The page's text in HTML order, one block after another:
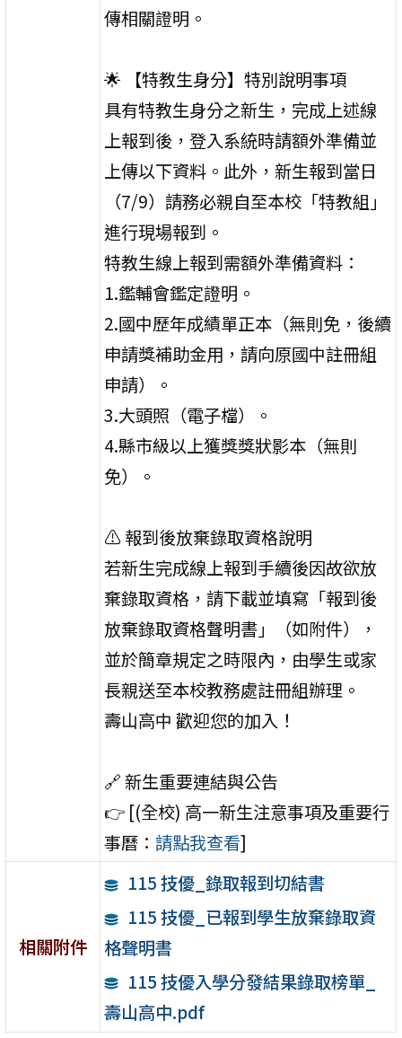
傳相關證明。
🌟 【特教生身分】特別說明事項
具有特教生身分之新生，完成上述線
上報到後，登入系統時請額外準備並
上傳以下資料。此外，新生報到當日
（7/9）請務必親自至本校「特教組」
進行現場報到。
特教生線上報到需額外準備資料：
1.鑑輔會鑑定證明。
2.國中歷年成績單正本（無則免，後續
申請獎補助金用，請向原國中註冊組
申請）。
3.大頭照（電子檔）。
4.縣市級以上獲獎獎狀影本（無則
免）。
⚠️ 報到後放棄錄取資格說明
若新生完成線上報到手續後因故欲放
棄錄取資格，請下載並填寫「報到後
放棄錄取資格聲明書」（如附件），
並於簡章規定之時限內，由學生或家
長親送至本校教務處註冊組辦理。
壽山高中 歡迎您的加入！
🔗 新生重要連結與公告
👉 [(全校) 高一新生注意事項及重要行
事曆： 請點我查看]
相關附件
115 技優_錄取報到切結書
115 技優_已報到學生放棄錄取資
格聲明書
115 技優入學分發結果錄取榜單_
壽山高中.pdf